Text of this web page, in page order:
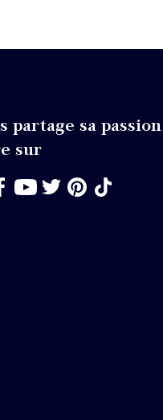
partage sa
sur